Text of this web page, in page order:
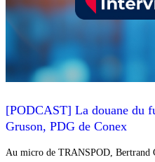
[PODCAST] La douane du
Gruson, PDG de Conex
Au micro de TRANSPOD,